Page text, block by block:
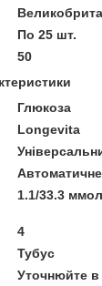
По 25 шт.
50
Глюкоза
Longevita
1.1/33.3
4
Тубус
Уточнюйте